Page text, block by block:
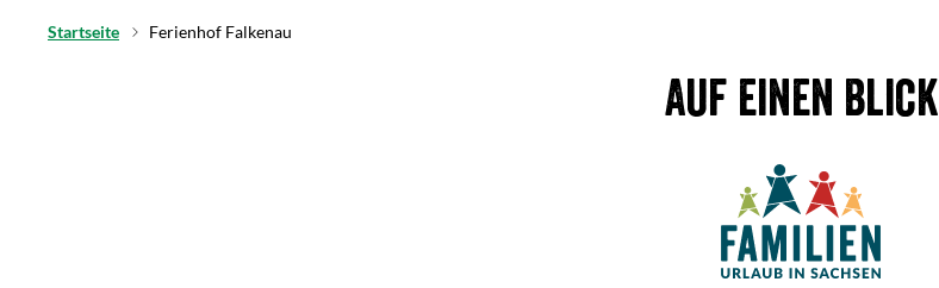
Startseite Ferienhof Falkenau
Auf einen Blick